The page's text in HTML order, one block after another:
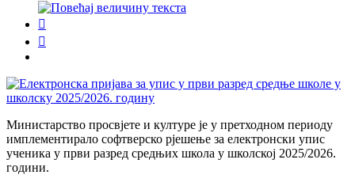


Министарство просвјете и културе је у претходном периоду
имплементирало софтверско рјешење за електронски упис
ученика у први разред средњих школа у школској 2025/2026.
години.